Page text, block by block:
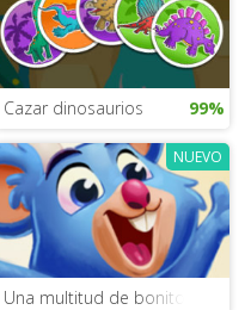
Cazar dinosaurios 99%
NUEVO
Una multitud de bonitos